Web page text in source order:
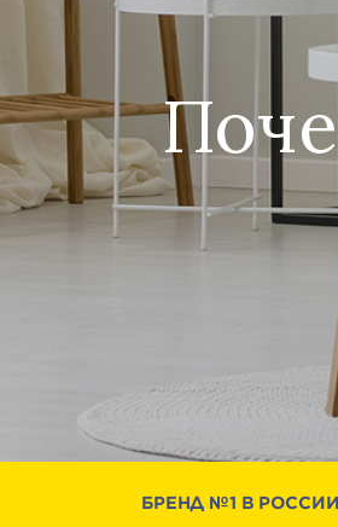
БРЕНД №1 В РОССИИ